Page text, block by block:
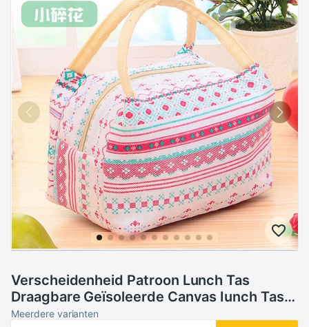
Verscheidenheid Patroon Lunch Tas
Draagbare Geïsoleerde Canvas Iunch Tas
Thermische Voedsel Picknick Lunch
Meerdere varianten